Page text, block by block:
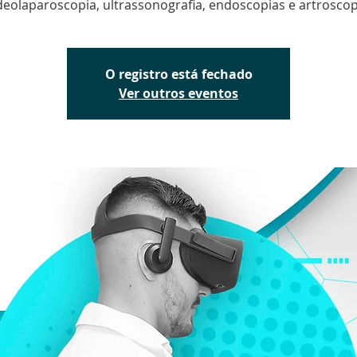
ultrassonografia, endoscopias e
O registro está fechado
Ver outros eventos